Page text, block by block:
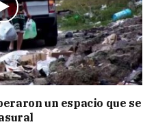
un espacio que se